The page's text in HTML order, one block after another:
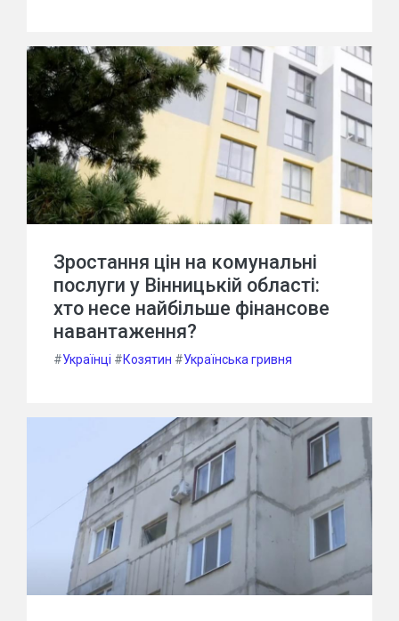
Зростання цін на комунальні
послуги у Вінницькій області:
хто несе найбільше фінансове
навантаження?
#Українці #Козятин #Українська гривня